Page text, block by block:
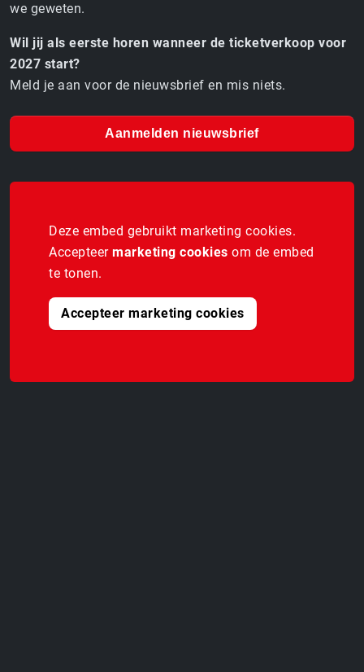
Deze embed gebruikt marketing cookies.
Accepteer marketing cookies om de embed
te tonen.
Accepteer marketing cookies
we geweten.
Wil jij als eerste horen wanneer de ticketverkoop voor
2027 start?
Meld je aan voor de nieuwsbrief en mis niets.
Aanmelden nieuwsbrief